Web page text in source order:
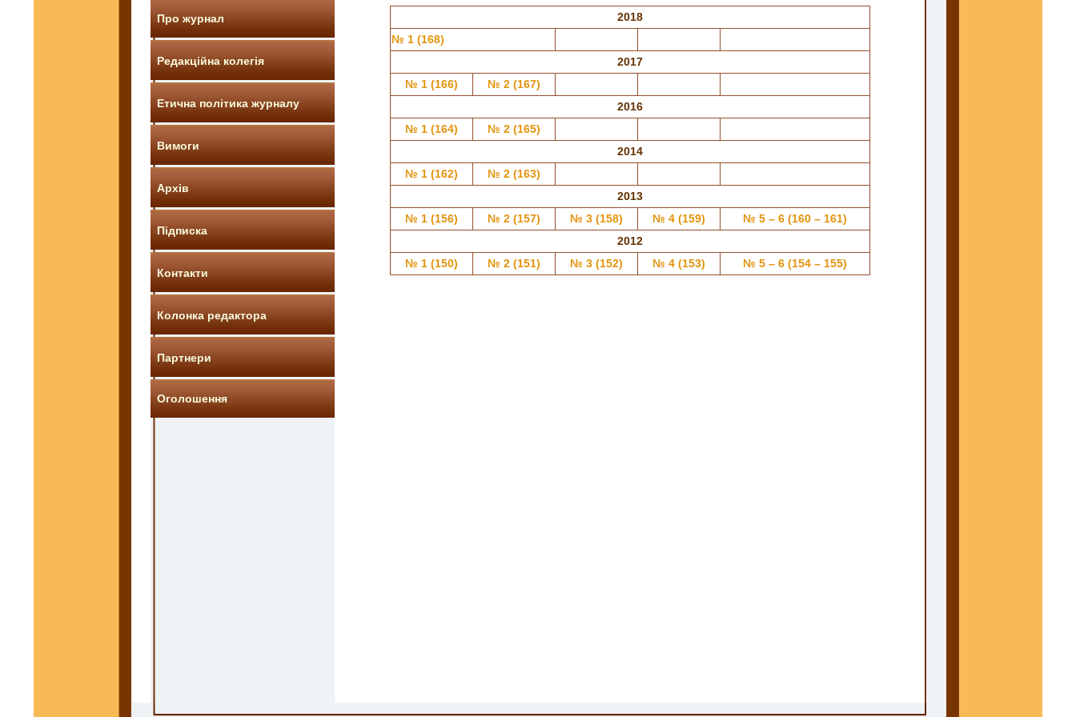
Про журнал
Редакційна колегія
Етична політика журналу
Вимоги
Архів
Підписка
Контакти
Колонка редактора
Партнери
Оголошення
2018
№ 1 (168)
2017
№ 1 (166)
№ 2 (167)
2016
№ 1 (164)
№ 2 (165)
2014
№ 1 (162)
№ 2 (163)
2013
№ 1 (156)
№ 2 (157) № 3 (158) № 4 (159)
№ 5 – 6 (160 – 161)
2012
№ 1 (150)
№ 2 (151) № 3 (152) № 4 (153) № 5 – 6 (154 – 155)